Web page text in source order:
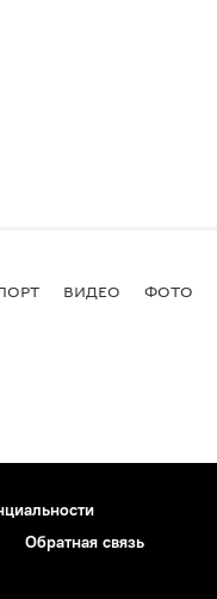
ВИДЕО ФОТО
Обратная связь